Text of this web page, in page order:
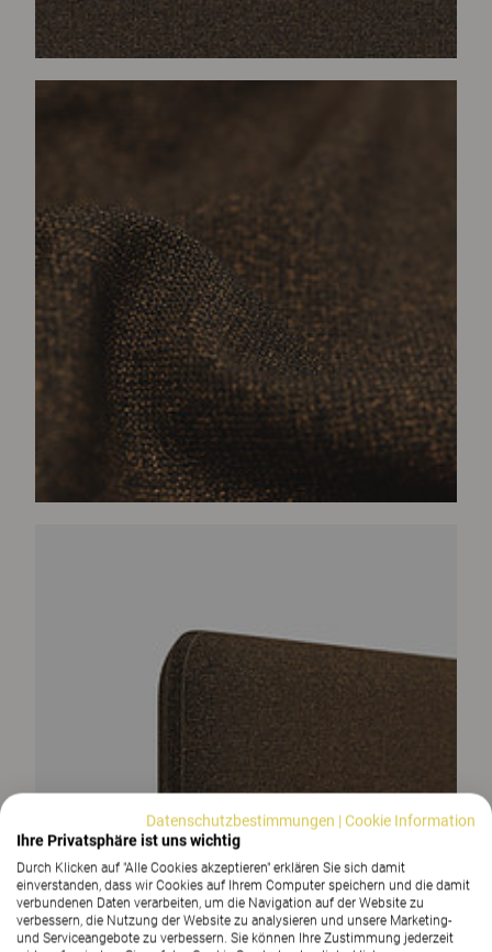
Datenschutzbestimmungen |Cookie Information
Ihre Privatsphäre ist uns wichtig
Durch Klicken auf "Alle Cookies akzeptieren" erklären Sie sich damit
einverstanden, dass wir Cookies auf Ihrem Computer speichern und die damit
verbundenen Daten verarbeiten, um die Navigation auf der Website zu
verbessern, die Nutzung der Website zu analysieren und unsere Marketing-
und Serviceangebote zu verbessern. Sie können Ihre Zustimmung jederzeit